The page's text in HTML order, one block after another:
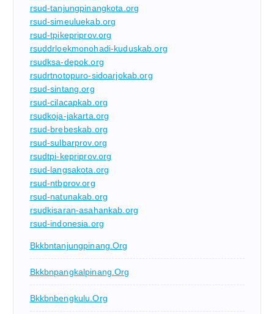
rsud-tanjungpinangkota.org
rsud-simeuluekab.org
rsud-tpikepriprov.org
rsuddrloekmonohadi-kuduskab.org
rsudksa-depok.org
rsudrtnotopuro-sidoarjokab.org
rsud-sintang.org
rsud-cilacapkab.org
rsudkoja-jakarta.org
rsud-brebeskab.org
rsud-sulbarprov.org
rsudtpi-kepriprov.org
rsud-langsakota.org
rsud-ntbprov.org
rsud-natunakab.org
rsudkisaran-asahankab.org
rsud-indonesia.org
Bkkbntanjungpinang.org
Bkkbnpangkalpinang.org
Bkkbnbengkulu.org